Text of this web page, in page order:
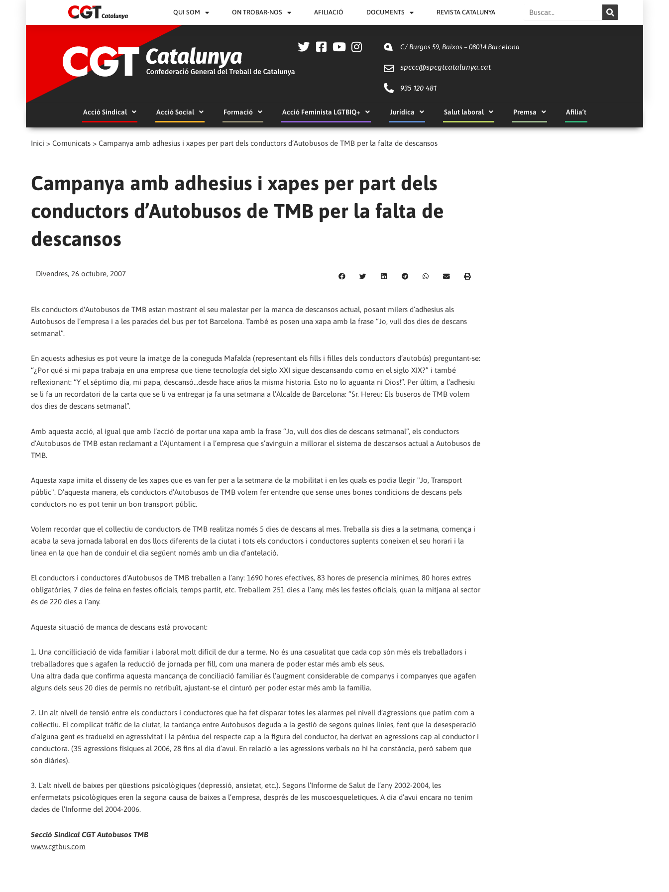
QUI SOM ON TROBAR-NOS AFILIACIÓ DOCUMENTS REVISTA CATALUNYA Search
C/ Burgos 59, Baixos – 08014 Barcelona
spccc@spcgtcatalunya.cat
935 120 481
Acció Sindical Acció Social Formació Acció Feminista LGTBIQ+ Jurídica Salut laboral Premsa Afilia’t
Inici > Comunicats > Campanya amb adhesius i xapes per part dels conductors d’Autobusos de TMB per la falta de descansos
Campanya amb adhesius i xapes per part dels
conductors d’Autobusos de TMB per la falta de
descansos
Divendres, 26 octubre, 2007
Els conductors d'Autobusos de TMB estan mostrant el seu malestar per la manca de descansos actual, posant milers d’adhesius als
Autobusos de l’empresa i a les parades del bus per tot Barcelona. També es posen una xapa amb la frase “Jo, vull dos dies de descans
setmanal”.
En aquests adhesius es pot veure la imatge de la coneguda Mafalda (representant els fills i filles dels conductors d’autobús) preguntant-se:
“¿Por qué si mi papa trabaja en una empresa que tiene tecnología del siglo XXI sigue descansando como en el siglo XIX?” i també
reflexionant: “Y el séptimo día, mi papa, descansó…desde hace años la misma historia. Esto no lo aguanta ni Dios!”. Per últim, a l’adhesiu
se li fa un recordatori de la carta que se li va entregar ja fa una setmana a l’Alcalde de Barcelona: “Sr. Hereu: Els buseros de TMB volem
dos dies de descans setmanal”.
Amb aquesta acció, al igual que amb l’acció de portar una xapa amb la frase “Jo, vull dos dies de descans setmanal”, els conductors
d’Autobusos de TMB estan reclamant a l’Ajuntament i a l’empresa que s’avinguin a millorar el sistema de descansos actual a Autobusos de
TMB.
Aquesta xapa imita el disseny de les xapes que es van fer per a la setmana de la mobilitat i en les quals es podia llegir "Jo, Transport
públic". D’aquesta manera, els conductors d’Autobusos de TMB volem fer entendre que sense unes bones condicions de descans pels
conductors no es pot tenir un bon transport públic.
Volem recordar que el col·lectiu de conductors de TMB realitza només 5 dies de descans al mes. Treballa sis dies a la setmana, comença i
acaba la seva jornada laboral en dos llocs diferents de la ciutat i tots els conductors i conductores suplents coneixen el seu horari i la
linea en la que han de conduir el dia següent només amb un dia d’antelació.
El conductors i conductores d’Autobusos de TMB treballen a l’any: 1690 hores efectives, 83 hores de presencia mínimes, 80 hores extres
obligatòries, 7 dies de feina en festes oficials, temps partit, etc. Treballem 251 dies a l’any, més les festes oficials, quan la mitjana al sector
és de 220 dies a l’any.
Aquesta situació de manca de descans està provocant:
1. Una concil·liciació de vida familiar i laboral molt difícil de dur a terme. No és una casualitat que cada cop són més els treballadors i
treballadores que s agafen la reducció de jornada per fill, com una manera de poder estar més amb els seus.
Una altra dada que confirma aquesta mancança de conciliació familiar és l’augment considerable de companys i companyes que agafen
alguns dels seus 20 dies de permís no retribuït, ajustant-se el cinturó per poder estar més amb la família.
2. Un alt nivell de tensió entre els conductors i conductores que ha fet disparar totes les alarmes pel nivell d’agressions que patim com a
col·lectiu. El complicat tràfic de la ciutat, la tardança entre Autobusos deguda a la gestió de segons quines línies, fent que la desesperació
d’alguna gent es tradueixi en agressivitat i la pèrdua del respecte cap a la figura del conductor, ha derivat en agressions cap al conductor i
conductora. (35 agressions físiques al 2006, 28 fins al dia d’avui. En relació a les agressions verbals no hi ha constància, però sabem que
són diàries).
3. L'alt nivell de baixes per qüestions psicològiques (depressió, ansietat, etc.). Segons l’Informe de Salut de l’any 2002-2004, les
enfermetats psicològiques eren la segona causa de baixes a l’empresa, després de les muscoesqueletiques. A dia d’avui encara no tenim
dades de l’Informe del 2004-2006.
Secció Sindical CGT Autobusos TMB
www.cgtbus.com